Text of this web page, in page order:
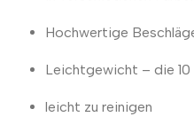
Hochwertige
Leichtgewicht – die 10
leicht zu reinigen